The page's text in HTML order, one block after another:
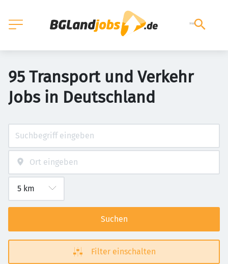
95 Transport und Verkehr
Jobs in Deutschland
Suchen
Filter einschalten